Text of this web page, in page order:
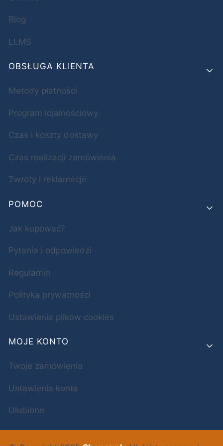
Blog
LLMS
OBSŁUGA KLIENTA
Metody płatności
Program lojalnościowy
Czas i koszty dostawy
Czas realizacji zamówienia
Zwroty i reklamacje
POMOC
Jak kupować?
Pytania i odpowiedzi
Regulamin
Polityka prywatności
Ustawienia plików cookies
MOJE KONTO
Twoje zamówienia
Ustawienia konta
Ulubione